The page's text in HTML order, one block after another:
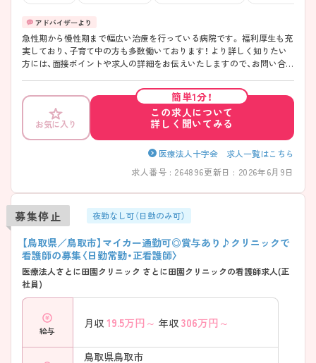
急性期から慢性期まで幅広い治療を行っている病院です。 福利厚生も充
実しており、子育て中の方も多数働いております！ より詳しく知りたい
方には、面接ポイントや求人の詳細をお伝えいたしますので、お問い合わ
お気に入り
簡単1分！
この求人について
詳しく聞いてみる
医療法人十字会 求人一覧はこちら
求人番号 : 264896更新日 : 2026年6月9日
募集停止 夜勤なし可（日勤のみ可）
【鳥取県／鳥取市】マイカー通勤可◎賞与あり♪クリニックで
看護師の募集〈日勤常勤・正看護師〉
医療法人さとに田園クリニック さとに田園クリニックの看護師求人(正
社員)
給与
月収 19.5万円～ 年収 306万円～
鳥取県鳥取市